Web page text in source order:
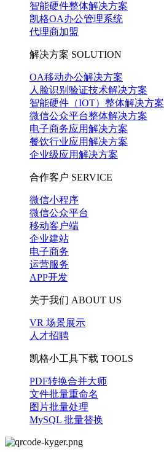
智能硬件整体解决方案
凯格OA办公管理系统
代理商加盟
解决方案 SOLUTION
OA移动办公解决方案
人脸识别验证技术解决方案
智能硬件（IOT）整体解决方案
微信公众平台整体解决方案
电子商务应用解决方案
餐饮行业应用解决方案
企业级应用解决方案
合作客户 SERVICE
微信小程序
微信公众平台
移动客户端
企业建站
电子商务
运营服务
APP开发
关于我们 ABOUT US
VR 场景展示
人才招聘
凯格小工具下载 TOOLS
PDF转换合并大师
文件批量重命名
图片批量处理
MySQL 批量替换